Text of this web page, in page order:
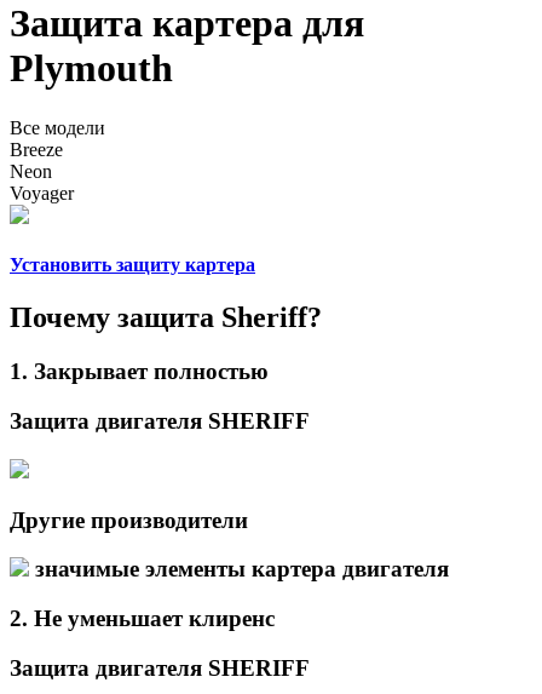
Защита картера для
Plymouth
Все модели
Breeze
Neon
Voyager
Установить защиту картера
Почему защита Sheriff?
1. Закрываетполностью
Защита двигателя SHERIFF
Другие производители
значимые элементы картера двигателя
2. Не уменьшаетклиренс
Защита двигателя SHERIFF